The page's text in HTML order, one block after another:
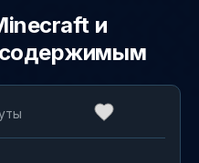
и
содержимым